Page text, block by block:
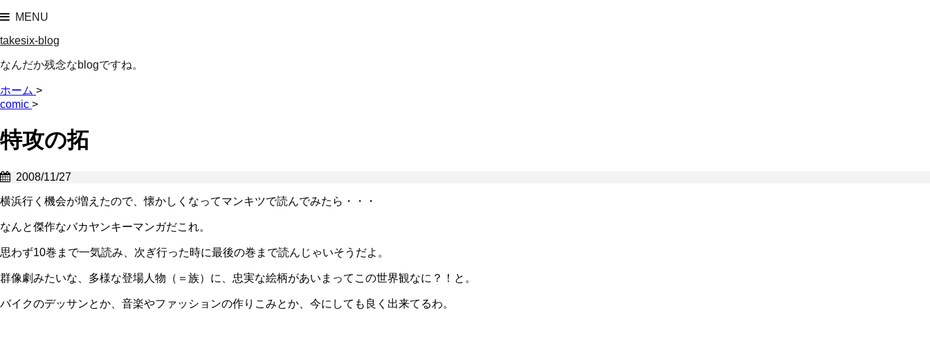
MENU
takesix-blog
なんだか残念なblogですね。
ホーム >
comic >
特攻の拓
2008/11/27
横浜行く機会が増えたので、懐かしくなってマンキツで読んでみたら・・・
なんと傑作なバカヤンキーマンガだこれ。
思わず10巻まで一気読み、次ぎ行った時に最後の巻まで読んじゃいそうだよ。
群像劇みたいな、多様な登場人物（＝族）に、忠実な絵柄があいまってこの世界観なに？！と。
バイクのデッサンとか、音楽やファッションの作りこみとか、今にしても良く出来てるわ。